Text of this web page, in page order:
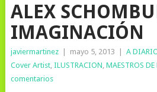
ALEX
IMAGINACIÓN
javiermartinez mayo 5, 2013 A
Cover Artist, ILUSTRACION, MAESTROS
comentarios